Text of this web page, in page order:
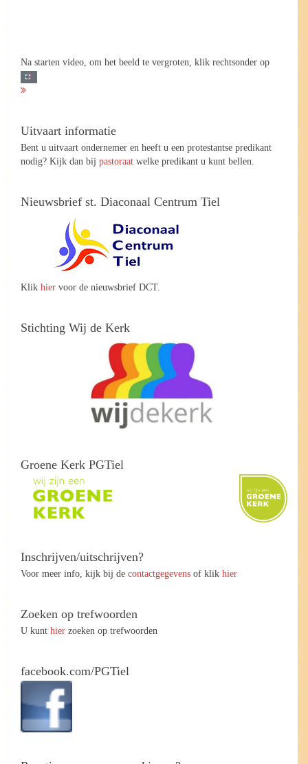
Na starten video, om het beeld te vergroten, klik rechtsonder op
Uitvaart informatie
Bent u uitvaart ondernemer en heeft u een protestantse predikant
nodig? Kijk dan bij pastoraat welke predikant u kunt bellen.
Nieuwsbrief st. Diaconaal Centrum Tiel
Klik hier voor de nieuwsbrief DCT.
Stichting Wij de Kerk
Groene Kerk PGTiel
Inschrijven/uitschrijven?
Voor meer info, kijk bij de contactgegevens of klik hier
Zoeken op trefwoorden
U kunt hier zoeken op trefwoorden
facebook.com/PGTiel